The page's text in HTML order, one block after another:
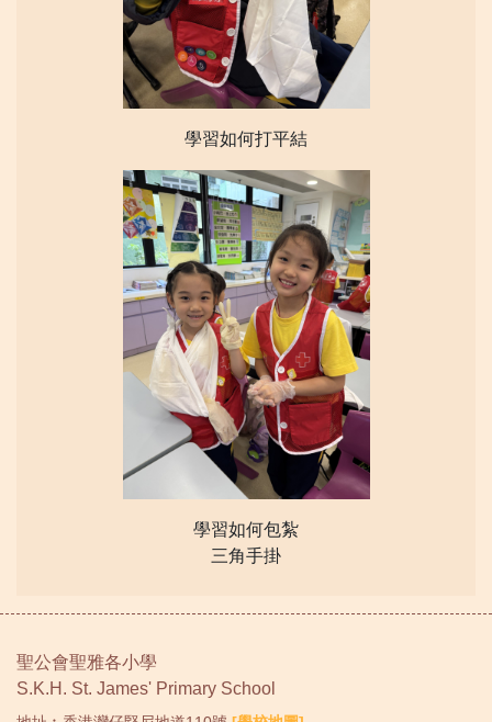
學習如何打平結
學習如何包紮
三角手掛
聖公會聖雅各小學
S.K.H. St. James' Primary School